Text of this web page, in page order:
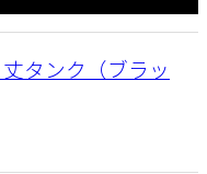
タンク（ブラッ